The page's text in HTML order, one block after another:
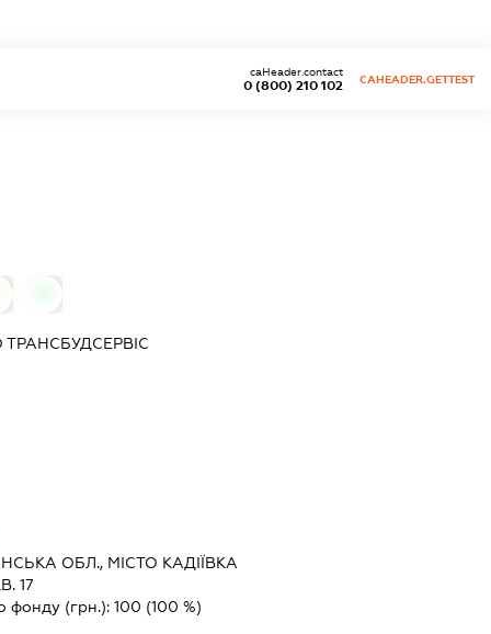
0 (800) 210 102
caHeader.contact
CAHEADER.GETTEST
ТРАНСБУДСЕРВІС
ОБЛ., МІСТО КАДІЇВКА
17
фонду (грн.): 100 (100 %)